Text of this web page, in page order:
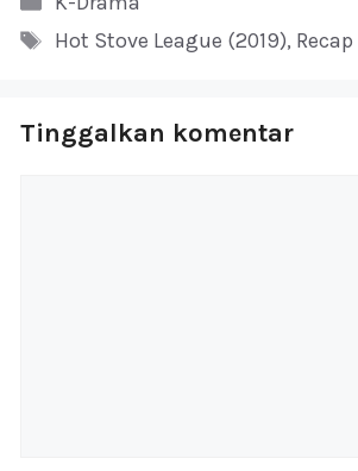
Tag
Hot Stove League (2019), Recap
Tinggalkan komentar